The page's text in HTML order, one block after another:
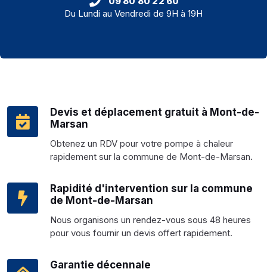
Devis et déplacement gratuit à Mont-de-
Marsan
Obtenez un RDV pour votre pompe à chaleur
rapidement sur la commune de Mont-de-Marsan.
Rapidité d'intervention sur la commune
de Mont-de-Marsan
Nous organisons un rendez-vous sous 48 heures
pour vous fournir un devis offert rapidement.
Garantie décennale
Du Lundi au Vendredi de 9H à 19H